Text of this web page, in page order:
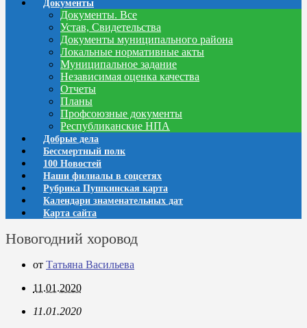
Документы
Документы. Все
Устав, Свидетельства
Документы муниципального района
Локальные нормативные акты
Муниципальное задание
Независимая оценка качества
Отчеты
Планы
Профсоюзные документы
Республиканские НПА
Добрые дела
Бессмертный полк
100 Новостей
Наши филиалы в соцсетях
Рубрика Пушкинская карта
Календари знаменательных дат
Карта сайта
Новогодний хоровод
от Татьяна Васильева
11.01.2020
11.01.2020